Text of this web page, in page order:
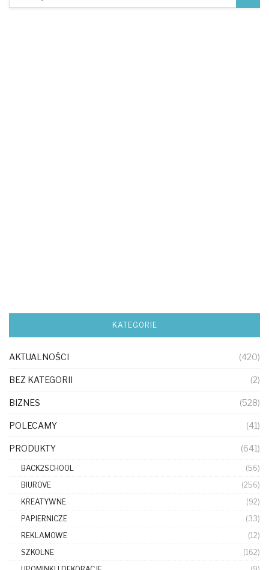
KATEGORIE
AKTUALNOŚCI (420)
BEZ KATEGORII (2)
BIZNES (528)
POLECAMY (41)
PRODUKTY (641)
BACK2SCHOOL
(56)
BIUROVE
(256)
KREATYWNE
(92)
PAPIERNICZE
(33)
REKLAMOWE
(12)
SZKOLNE
(162)